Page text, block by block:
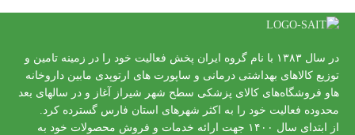
در سال ۱۳۸۳ با نام گروه ایران پخش فعالیت خود را در زمینه تامین و
توزیع کالاهای بهداشتی درمانی و ساپورت های ارتوپدی مابین داروخانه
هاو فروشگاه‌های کالای پزشکی سطح شهر شیراز آغاز و در سالهای بعد
محدوده فعالیت خود را به اکثر شهرهای استان فارس گسترده کرد.
از ابتدای سال ۱۴۰۰ جهت ارائه خدمات و فروش محصولات خود به